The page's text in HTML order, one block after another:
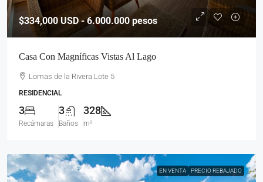
$334,000 USD - 6.000.000 pesos
Casa Con Magníficas Vistas Al Lago
Lomas de la Rivera Lote 5
RESIDENCIAL
3
Recámaras
3
Baños
328
m²
EN VENTA PRECIO REBAJADO